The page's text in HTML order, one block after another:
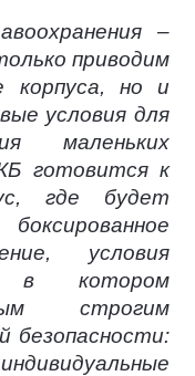
–
приводим
корпуса, но и
условия для
маленьких
готовится к
где будет
условия
в котором
строгим
безопасности: